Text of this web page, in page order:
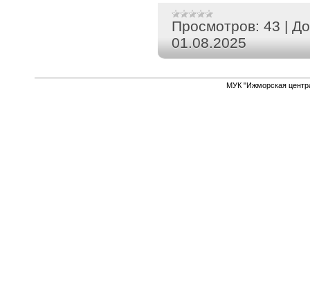
Просмотров: 43 |
01.08.2025
МУК "Ижморская